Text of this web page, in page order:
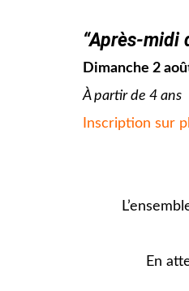
“Après-midi
Dimanche 2
À partir de 4 ans
Inscription sur
En